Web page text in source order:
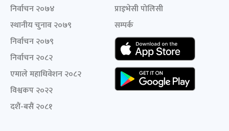
निर्वाचन २०७४
स्थानीय चुनाव २०७९
निर्वाचन २०७९
निर्वाचन २०८२
एमाले महाधिवेशन २०८२
विश्वकप २०२२
दशैं-बसैं २०८१
प्राइभेसी पोलिसी
सम्पर्क